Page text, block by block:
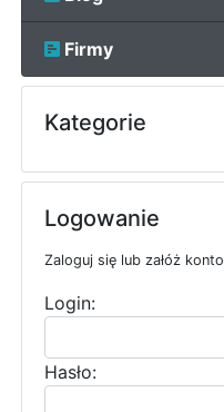
Firmy
Kategorie
Logowanie
Zaloguj się lub załóż konto
Login:
Hasło: